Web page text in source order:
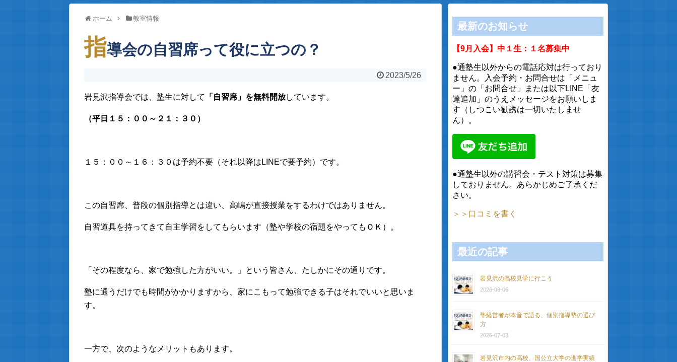
ホーム 教室情報
指導会の自習席って役に立つの？
2023/5/26
岩見沢指導会では、塾生に対して 「自習席」を無料開放しています。
（平日１５：００～２１：３０）
１５：００～１６：３０は予約不要（それ以降はLINEで要予約）です。
この自習席、普段の個別指導とは違い、高嶋が直接授業をするわけではありません。
自習道具を持ってきて自主学習をしてもらいます（塾や学校の宿題をやってもＯＫ）。
「その程度なら、家で勉強した方がいい。」という皆さん、たしかにその通りです。
塾に通うだけでも時間がかかりますから、家にこもって勉強できる子はそれでいいと思いま
す。
一方で、次のようなメリットもあります。
最新のお知らせ
【9月入会】中１生：１名募集中
●通塾生以外からの電話応対は行っており
ません。入会予約・お問合せは「メニュ
ー」の「お問合せ」または以下LINE「友
達追加」のうえメッセージをお願いしま
す（しつこい勧誘は一切いたしませ
ん）。
●通塾生以外の講習会・テスト対策は募集
しておりません。あらかじめご了承くだ
さい。
＞＞口コミを書く
最近の記事
岩見沢の高校見学に行こう
2026-08-06
塾経営者が本音で語る、個別指導塾の選び
方
2026-07-03
岩見沢市内の高校、国公立大学の進学実績